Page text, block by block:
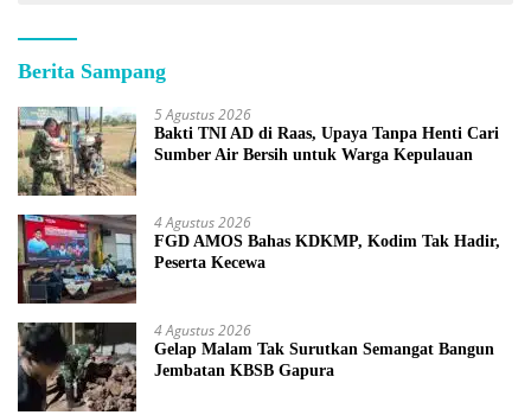
Berita Sampang
5 Agustus 2026
Bakti TNI AD di Raas, Upaya Tanpa Henti Cari
Sumber Air Bersih untuk Warga Kepulauan
4 Agustus 2026
FGD AMOS Bahas KDKMP, Kodim Tak Hadir,
Peserta Kecewa
4 Agustus 2026
Gelap Malam Tak Surutkan Semangat Bangun
Jembatan KBSB Gapura